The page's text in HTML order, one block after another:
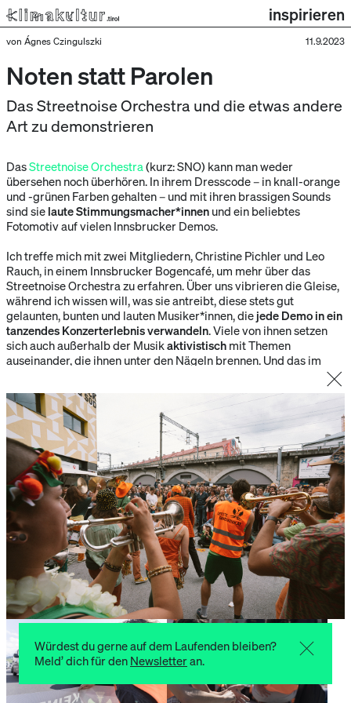
inspirieren
von Ágnes Czingulszki 11.9.2023
Noten statt Parolen
Das Streetnoise Orchestra und die etwas andere
Art zu demonstrieren
DasStreetnoise Orchestra(kurz: SNO) kann man weder
übersehen noch überhören. In ihrem Dresscode – in knall-orange
und -grünen Farben gehalten – und mit ihren brassigen Sounds
sind sie laute Stimmungsmacher*innen und ein beliebtes
Fotomotiv auf vielen Innsbrucker Demos.
Ich treffe mich mit zwei Mitgliedern, Christine Pichler und Leo
Rauch, in einem Innsbrucker Bogencafé, um mehr über das
Streetnoise Orchestra zu erfahren. Über uns vibrieren die Gleise,
während ich wissen will, was sie antreibt, diese stets gut
gelaunten, bunten und lauten Musiker*innen, die jede Demo in ein
tanzendes Konzerterlebnis verwandeln. Viele von ihnen setzen
sich auch außerhalb der Musikaktivistisch mit Themen
auseinander, die ihnen unter den Nägeln brennen. Und das im
die sich aus Protest auf die Straßen klebt, um mit ihrer
unübersehbaren Anwesenheit auf die steigenden Temperaturen
und den Klimawandel hinzuweisen.
Ich will wissen, wie das zusammengeht:Musik und
Demonstration. Für Chrissy, die seit zirka sieben Jahren Mitglied
ist, ist es eigentlich keine Frage: „Es ist einfach unsere Form des
Aktionismus. Bei mir war es davor so, dass ich in Innsbruck schon
öfters auf Demonstrationen war, wo viel parolisiert wurde. Ich
dachte mir oft, ich steh zwar dahinter, was geschrien wird, aber
ich kann nicht mitschreien. Dann hab’ ich einmal Streetnoise
gehört und dachte mir: Das! Genau das! Und dann war ich dabei.“
Mehr Leute auf die Straße bringen
Leo musiziert seit zehn Jahren mit (also seitdem das Streetnoise
Orchestra2013 gegründetworden ist) und weiß, dass beim
Gründungsgedanken zwei Dinge im Fokus standen: die
des öffentlichen Raums und Menschen dazu zu bringen, bei
Demos mitzumachen. „Unsere Absicht war, mehr Buntheit auf die
Demonstrationen zu bringen, damit Leute, die sonst nicht auf
Demos gehen würden, ein anderes Bild davon kriegen und sich
Würdest du gerne auf dem Laufenden bleiben?
Meld’ dich für den Newsletteran.